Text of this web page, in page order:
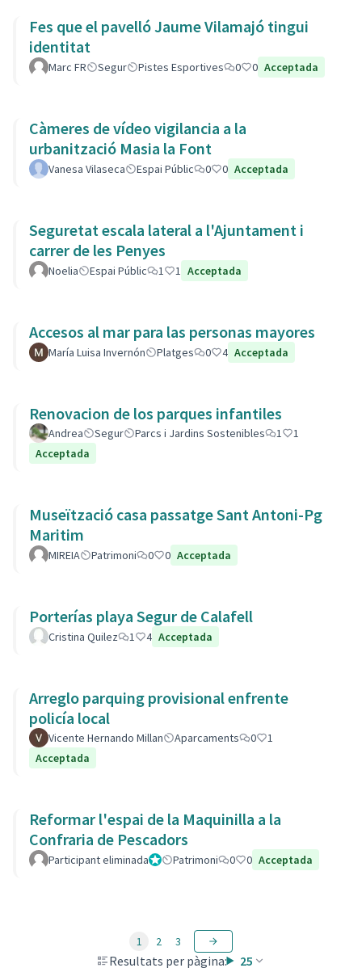
Fes que el pavelló Jaume Vilamajó tingui
identitat
Marc FR Segur Pistes Esportives 0 0 Acceptada
Càmeres de vídeo vigilancia a la
urbanització Masia la Font
Vanesa Vilaseca Espai Públic 0 0 Acceptada
Seguretat escala lateral a l'Ajuntament i
carrer de les Penyes
Noelia Espai Públic 1 1 Acceptada
Accesos al mar para las personas mayores
María Luisa Invernón Platges 0 4 Acceptada
Renovacion de los parques infantiles
Andrea Segur Parcs i Jardins Sostenibles 1
1
Acceptada
Museïtzació casa passatge Sant Antoni-Pg
Maritim
MIREIA Patrimoni 0 0 Acceptada
Porterías playa Segur de Calafell
Cristina Quilez 1 4 Acceptada
Arreglo parquing provisional enfrente
policía local
Vicente Hernando Millan Aparcaments 0
1
Acceptada
Reformar l'espai de la Maquinilla a la
Confraria de Pescadors
Participant eliminadaAdministrador
Patrimoni 0 0 Acceptada
Resultats per pàgina: 25
1 2 3